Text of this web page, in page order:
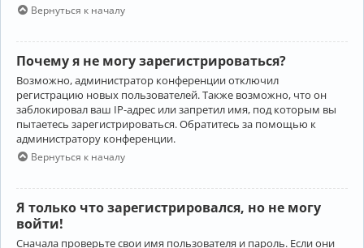
Вернуться к началу
Почему я не могу зарегистрироваться?
Возможно, администратор конференции отключил
регистрацию новых пользователей. Также возможно, что он
заблокировал ваш IP-адрес или запретил имя, под которым вы
пытаетесь зарегистрироваться. Обратитесь за помощью к
администратору конференции.
Вернуться к началу
Я только что зарегистрировался, но не могу
войти!
Сначала проверьте свои имя пользователя и пароль. Если они